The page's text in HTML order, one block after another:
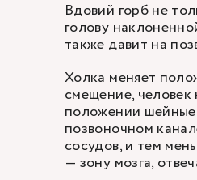
Вдовий горб не
голову
также давит на
Холка меняет
смещение, человек
положении шейные
позвоночном
сосудов, и тем
— зону мозга,